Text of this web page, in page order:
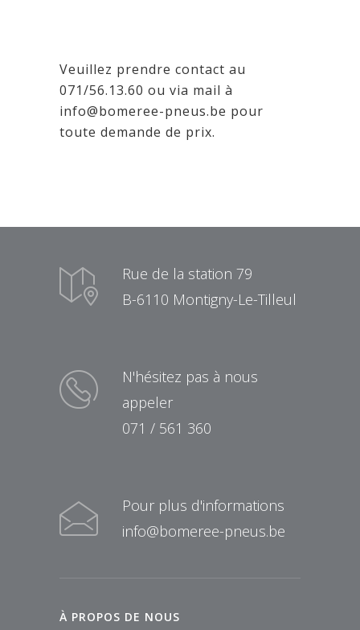
Veuillez prendre contact au
071/56.13.60 ou via mail à
info@bomeree-pneus.be pour
toute demande de prix.
Rue de la station 79
B-6110 Montigny-Le-Tilleul
N'hésitez pas à nous
appeler
071 / 561 360
Pour plus d'informations
info@bomeree-pneus.be
À PROPOS DE NOUS